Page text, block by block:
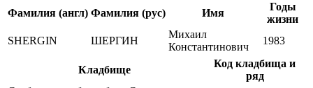
Фамилия (англ) Фамилия (рус) Имя
Годы
жизни
SHERGIN
ШЕРГИН
Михаил
Константинович
1983
Кладбище
Код кладбища и
ряд